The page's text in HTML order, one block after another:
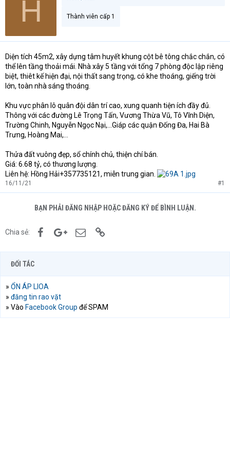
H Thành viên cấp 1
Diện tích 45m2, xây dựng tâm huyết khung cột bê tông chắc chắn, có
thể lên tầng thoải mái. Nhà xây 5 tầng với tổng 7 phòng độc lập riêng
biệt, thiêt kế hiện đại, nội thất sang trọng, có khe thoáng, giếng trời
lớn, toàn nhà sáng thoáng.
Khu vực phân lô quân đội dân trí cao, xung quanh tiện ích đầy đủ.
Thông với các đường Lê Trọng Tấn, Vương Thừa Vũ, Tô Vĩnh Diện,
Trường Chinh, Nguyễn Ngọc Nại,…Giáp các quận Đống Đa, Hai Bà
Trưng, Hoàng Mai,…
Thửa đất vuông đẹp, sổ chính chủ, thiện chí bán.
Giá: 6.68 tỷ, có thương lượng.
Liên hệ: Hồng Hải+357735121, miễn trung gian.
16/11/21 #1
BẠN PHẢI ĐĂNG NHẬP HOẶC ĐĂNG KÝ ĐỂ BÌNH LUẬN.
Chia sẻ: FacebookGoogle+Email
ĐỐI TÁC
» ỔN ÁP LIOA
» đăng tin rao vặt
» Vào Facebook Group để SPAM